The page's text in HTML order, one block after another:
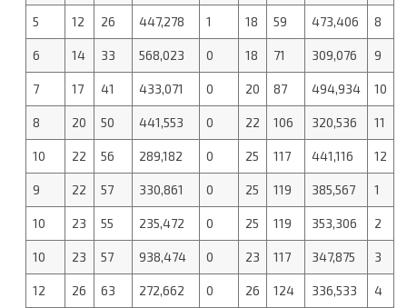
5 12 26 447,278 1 18 59 473,406 8
6 14 33 568,023 0 18 71 309,076 9
7 17 41 433,071 0 20 87 494,934 10
8 20 50 441,553 0 22 106 320,536 11
10 22 56 289,182 0 25 117 441,116 12
9 22 57 330,861 0 25 119 385,567 1
10 23 55 235,472 0 25 119 353,306 2
10 23 57 938,474 0 23 117 347,875 3
12 26 63 272,662 0 26 124 336,533 4